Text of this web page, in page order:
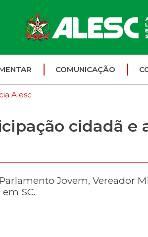
COMUNICAÇÃO
Alesc
cidadã e
Jovem, Vereador
SC.